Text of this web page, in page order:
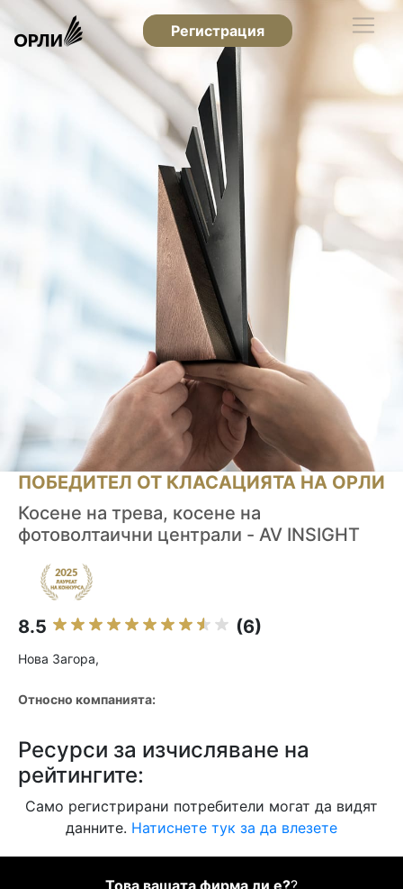
Регистрация
ПОБЕДИТЕЛ ОТ КЛАСАЦИЯТА НА ОРЛИ
Косене на трева, косене на
фотоволтаични централи - AV INSIGHT
8.5 (6)
Нова Загора,
Относно компанията:
Ресурси за изчисляване на
рейтингите:
Само регистрирани потребители могат да видят
данните. Натиснете тук за да влезете